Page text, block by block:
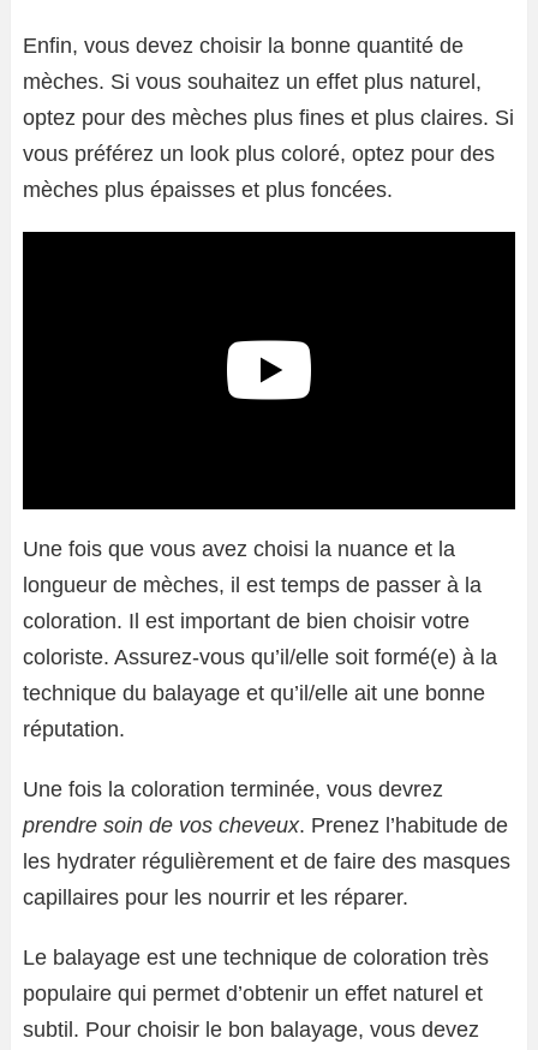
Enfin, vous devez choisir la bonne quantité de
mèches. Si vous souhaitez un effet plus naturel,
optez pour des mèches plus fines et plus claires. Si
vous préférez un look plus coloré, optez pour des
mèches plus épaisses et plus foncées.
Une fois que vous avez choisi la nuance et la
longueur de mèches, il est temps de passer à la
coloration. Il est important de bien choisir votre
coloriste. Assurez-vous qu’il/elle soit formé(e) à la
technique du balayage et qu’il/elle ait une bonne
réputation.
Une fois la coloration terminée, vous devrez
prendre soin de vos cheveux. Prenez l’habitude de
les hydrater régulièrement et de faire des masques
capillaires pour les nourrir et les réparer.
Le balayage est une technique de coloration très
populaire qui permet d’obtenir un effet naturel et
subtil. Pour choisir le bon balayage, vous devez